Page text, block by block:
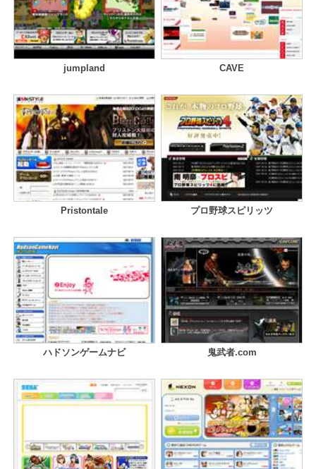
jumpland CAVE
Pristontale プロ野球スピリッツ
ハドソンゲームナビ 鬼武者.com